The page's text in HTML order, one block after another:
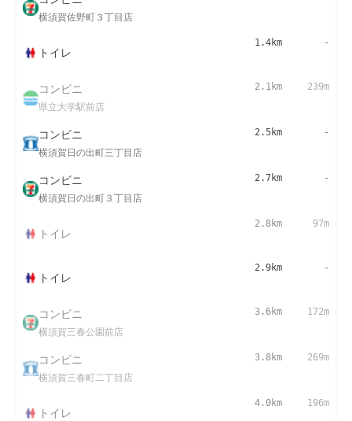
横須賀佐野町３丁目店
トイレ
1.4km -
コンビニ
県立大学駅前店
2.1km 239m
コンビニ
横須賀日の出町三丁目店
2.5km -
コンビニ
横須賀日の出町３丁目店
2.7km -
トイレ
2.8km 97m
トイレ
2.9km -
コンビニ
横須賀三春公園前店
3.6km 172m
コンビニ
横須賀三春町二丁目店
3.8km 269m
トイレ
4.0km 196m